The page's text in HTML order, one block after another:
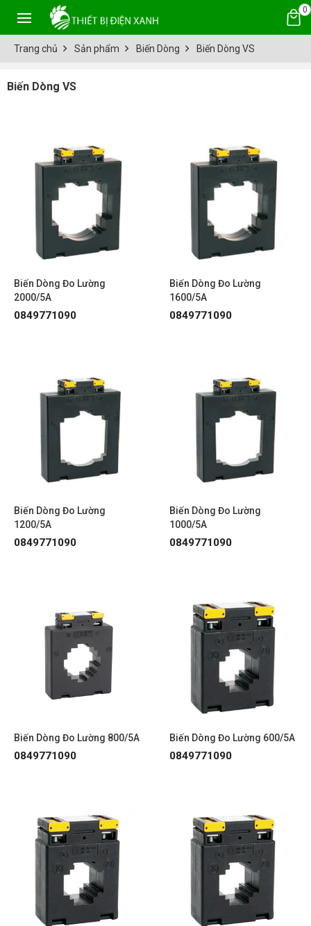
0
Trang chủ Sản phẩm Biến Dòng Biến Dòng VS
Biến Dòng VS
Biến Dòng Đo Lường
2000/5A
0849771090
Biến Dòng Đo Lường
1600/5A
0849771090
Biến Dòng Đo Lường
1200/5A
0849771090
Biến Dòng Đo Lường
1000/5A
0849771090
Biến Dòng Đo Lường 800/5A
0849771090
Biến Dòng Đo Lường 600/5A
0849771090